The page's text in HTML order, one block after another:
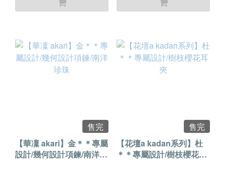
售完
【華凜 akari】金＊＊專屬
設計/幾何設計項鍊/南洋珍
售完
【花壇a kadan系列】杜
＊＊專屬設計/樹枝櫻花耳